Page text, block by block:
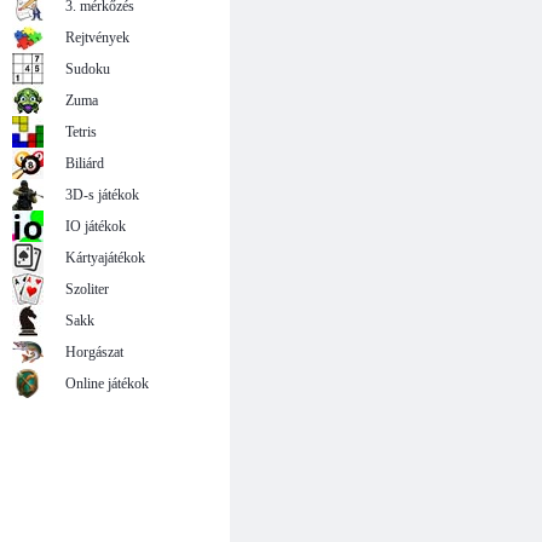
3. mérkőzés
Rejtvények
Sudoku
Zuma
Tetris
Biliárd
3D-s játékok
IO játékok
Kártyajátékok
Szoliter
Sakk
Horgászat
Online játékok